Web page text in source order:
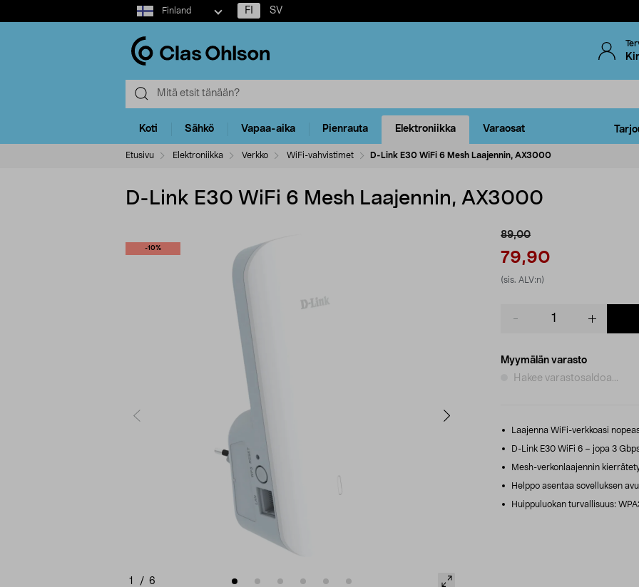
Select
market
Finland FI SV
Koti Sähkö Vapaa-aika Pienrauta Elektroniikka Varaosat
Etusivu Elektroniikka Verkko WiFi-vahvistimet D-Link E30 WiFi 6 Mesh Laajennin, AX3000
D-Link E30 WiFi 6 Mesh Laajennin, AX3000
-10%
1 / 6
89,00
79,90
(sis. ALV:n)
Myymälän varasto
Hakee varastosaldoa...
Laajenna WiFi-verkkoasi
D-Link E30 WiFi 6 – jopa 3
Mesh-verkonlaajennin
Helppo asentaa sovelluksen
Huippuluokan turvallisuus: